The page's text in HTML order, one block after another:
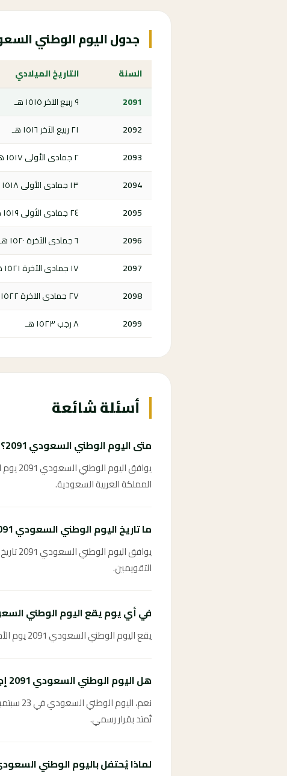
جدول اليوم الوطني السعودي
السنة التاريخ الميلادي
2091
٩ ربيع الآخر ١٥١٥ هـ
2092 ٢١ ربيع الآخر ١٥١٦ هـ
2093 ٢ جمادى الأولى ١٥١٧ هـ
2094 ١٣ جمادى الأولى ١٥١٨ هـ
2095 ٢٤ جمادى الأولى ١٥١٩ هـ
2096 ٦ جمادى الآخرة ١٥٢٠ هـ
2097 ١٧ جمادى الآخرة ١٥٢١ هـ
2098 ٢٧ جمادى الآخرة ١٥٢٢ هـ
2099 ٨ رجب ١٥٢٣ هـ
أسئلة شائعة
متى اليوم الوطني السعودي 2091؟
المملكة العربية السعودية.
ما تاريخ اليوم الوطني السعودي 2091 بالهجري؟
التقويمين.
في أي يوم يقع اليوم الوطني السعودي
يقع اليوم الوطني السعودي 2091 يوم الأحد 23 سبتمبر 2091.
هل اليوم الوطني السعودي 2091 إجازة رسمية؟
نعم،
تُمتد بقرار رسمي.
لماذا يُحتفل باليوم الوطني السعودي في 23